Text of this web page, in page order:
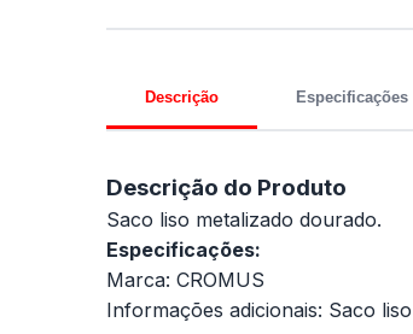
Descrição Especificações
Descrição do Produto
Saco liso metalizado dourado.
Especificações:
Marca: CROMUS
Informações adicionais: Saco